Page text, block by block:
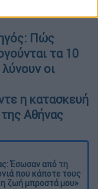
Πώς
τα 10
οι
η κατασκευή
Αθήνας
Έσωσαν από τη
που κάποτε τους
η ζωή μπροστά μου»